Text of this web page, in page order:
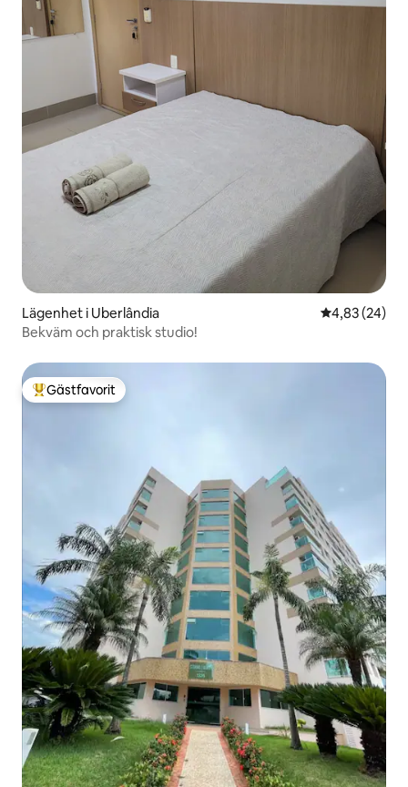
Lägenhet i Uberlândia 4,83 av 5 i
4,83 (24)
Bekväm och praktisk studio!
Populär gästfavorit
Gästfavorit